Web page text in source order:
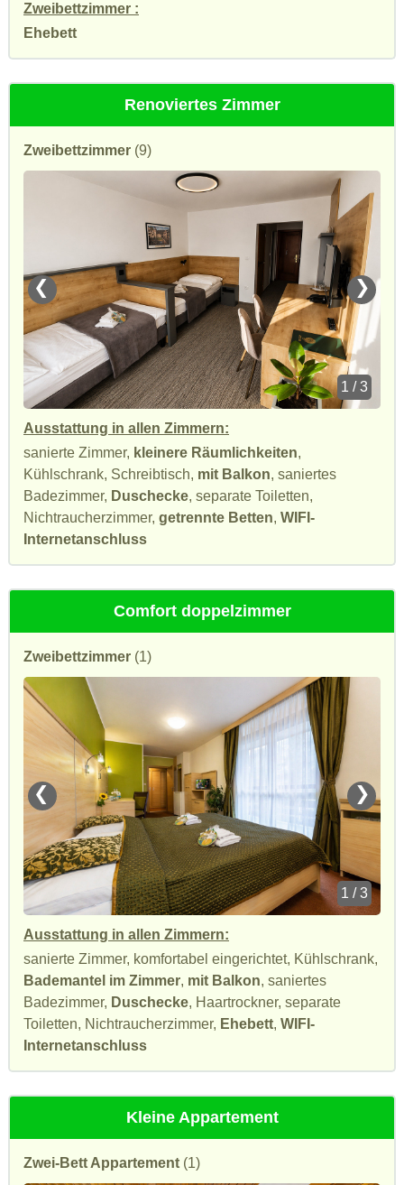
Zweibettzimmer :
Ehebett
Renoviertes Zimmer
Zweibettzimmer (9)
❮ ❯
1 / 3
Ausstattung in allen Zimmern:
sanierte Zimmer, kleinere Räumlichkeiten,
Kühlschrank, Schreibtisch, mit Balkon, saniertes
Badezimmer, Duschecke, separate Toiletten,
Nichtraucherzimmer, getrennte Betten, WIFI-
Internetanschluss
Comfort doppelzimmer
Zweibettzimmer (1)
❮ ❯
1 / 3
Ausstattung in allen Zimmern:
sanierte Zimmer, komfortabel eingerichtet, Kühlschrank,
Bademantel im Zimmer, mit Balkon, saniertes
Badezimmer, Duschecke, Haartrockner, separate
Toiletten, Nichtraucherzimmer, Ehebett, WIFI-
Internetanschluss
Kleine Appartement
Zwei-Bett Appartement (1)